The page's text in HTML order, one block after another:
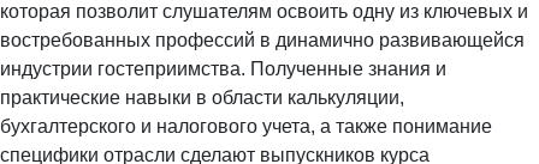
которая позволит слушателям освоить одну из ключевых и
востребованных профессий в динамично развивающейся
индустрии гостеприимства. Полученные знания и
практические навыки в области калькуляции,
бухгалтерского и налогового учета, а также понимание
специфики отрасли сделают выпускников курса